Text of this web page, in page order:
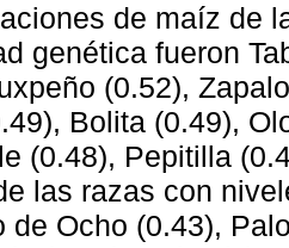
de maíz de
genética fueron
(0.52),
Bolita (0.49),
(0.48), Pepitilla
las razas con
de Ocho (0.43),